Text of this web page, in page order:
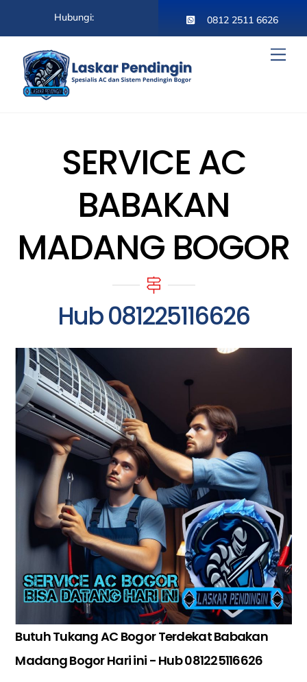
content
Hubungi: 0812 2511 6626
SERVICE AC
BABAKAN
MADANG BOGOR
Hub 081225116626
Butuh Tukang AC Bogor Terdekat Babakan
Madang Bogor Hari ini - Hub 081225116626